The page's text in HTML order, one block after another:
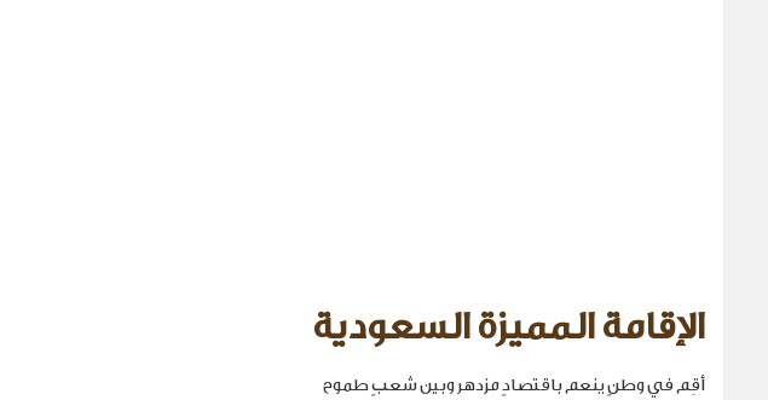
الإقامة المميزة السعودية
أقِم في وطنٍ ينعم باقتصادٍ مزدهر وبين شعبٍ طموح